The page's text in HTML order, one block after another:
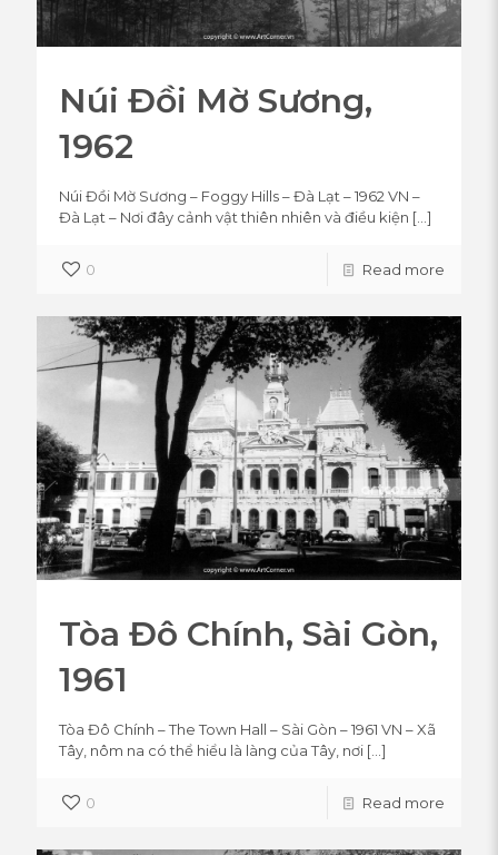
Núi Đồi Mờ Sương,
1962
Núi Đồi Mờ Sương – Foggy Hills – Đà Lạt – 1962 VN –
Đà Lạt – Nơi đây cảnh vật thiên nhiên và điều kiện […]
0 Read more
Tòa Đô Chính, Sài Gòn,
1961
Tòa Đô Chính – The Town Hall – Sài Gòn – 1961 VN – Xã
Tây, nôm na có thể hiểu là làng của Tây, nơi […]
0 Read more